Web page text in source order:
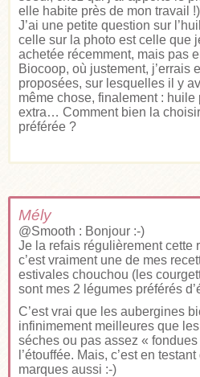
elle habite près de mon travail
J’ai une petite question sur
celle sur la photo est celle que
achetée récemment, mais pas
Biocoop, où justement, j’errais
proposées, sur lesquelles il y
même chose, finalement :
extra… Comment bien la
préférée ?
Mély
@Smooth : Bonjour :-)
Je la refais régulièrement cette
c’est vraiment une de mes
estivales chouchou (les
sont mes 2 légumes préférés
C’est vrai que les aubergines
infinimement meilleures que
séches ou pas assez «
l’étouffée. Mais, c’est en
marques aussi :-)